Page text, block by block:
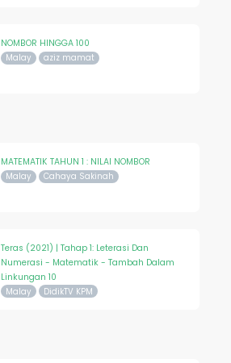
NOMBOR HINGGA 100
Malay aziz mamat
MATEMATIK TAHUN 1 : NILAI NOMBOR
Malay Cahaya Sakinah
Teras (2021) | Tahap 1: Leterasi Dan
Numerasi - Matematik - Tambah Dalam
Linkungan 10
Malay DidikTV KPM